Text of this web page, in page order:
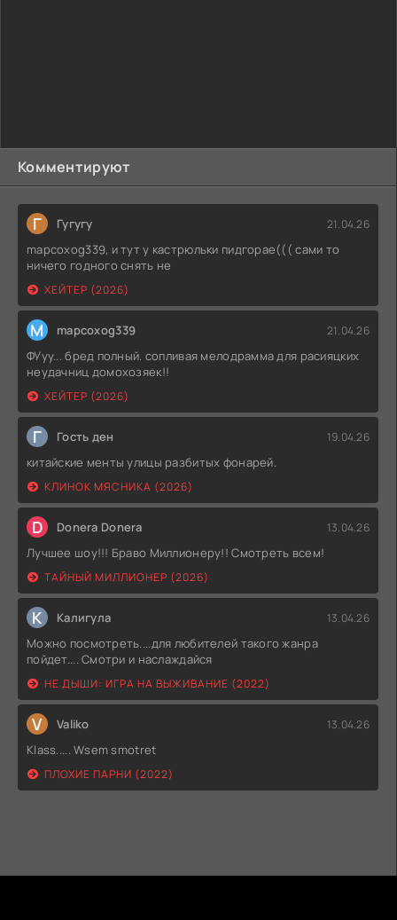
Комментируют
Г Гугугу 21.04.26
mapcoxog339, и тут у кастрюльки пидгорае((( сами то
ничего годного снять не
ХЕЙТЕР (2026)
M mapcoxog339 21.04.26
ФУуу... бред полный. сопливая мелодрамма для расияцких
неудачниц домохозяек!!
ХЕЙТЕР (2026)
Г Гость ден 19.04.26
китайские менты улицы разбитых фонарей.
КЛИНОК МЯСНИКА (2026)
D Donera Donera 13.04.26
Лучшее шоу!!! Браво Миллионеру!! Смотреть всем!
ТАЙНЫЙ МИЛЛИОНЕР (2026)
К Калигула 13.04.26
Можно посмотреть....для любителей такого жанра
пойдет.... Смотри и наслаждайся
НЕ ДЫШИ: ИГРА НА ВЫЖИВАНИЕ (2022)
V Valiko 13.04.26
Klass..... Wsem smotret
ПЛОХИЕ ПАРНИ (2022)